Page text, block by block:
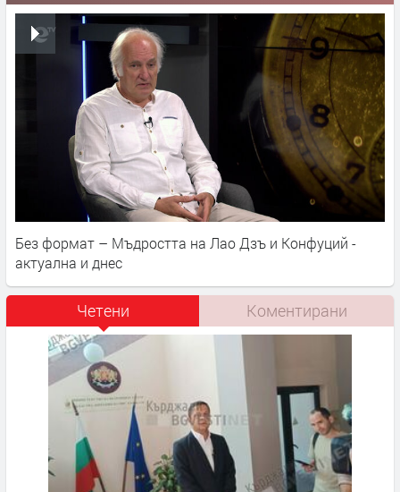
Без формат – Мъдростта на Лао Дзъ и Конфуций -
актуална и днес
Четени Коментирани